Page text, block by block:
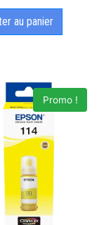
au panier
Promo !